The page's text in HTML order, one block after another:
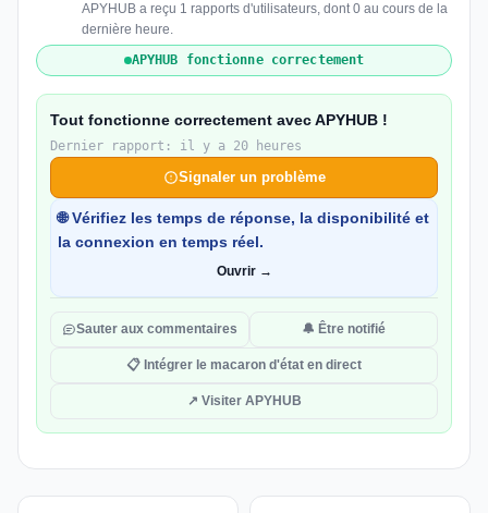
APYHUB a reçu 1 rapports d'utilisateurs, dont 0 au cours de la
dernière heure.
APYHUB fonctionne correctement
Tout fonctionne correctement avec APYHUB !
Dernier rapport: il y a 20 heures
Signaler un problème
🌐 Vérifiez les temps de réponse, la disponibilité et
la connexion en temps réel.
Ouvrir →
Sauter aux commentaires 🔔 Être notifié
📋 Intégrer le macaron d'état en direct
↗ Visiter APYHUB